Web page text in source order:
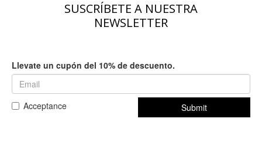
SUSCRÍBETE A NUESTRA
NEWSLETTER